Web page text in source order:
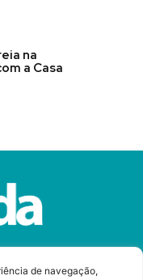
de navegação,
na
a Casa